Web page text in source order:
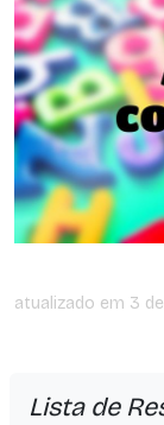
atualizado em 3
Lista de